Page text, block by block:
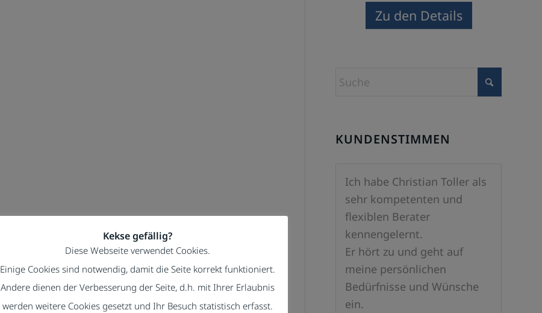
Zu den Details
KUNDENSTIMMEN
Ich habe Christian Toller als
sehr kompetenten und
flexiblen Berater
kennengelernt.
Er hört zu und geht auf
meine persönlichen
Bedürfnisse und Wünsche
ein.
Kekse gefällig?
Diese Webseite verwendet Cookies.
Einige Cookies sind notwendig, damit die Seite korrekt funktioniert.
Andere dienen der Verbesserung der Seite, d.h. mit Ihrer Erlaubnis
werden weitere Cookies gesetzt und Ihr Besuch statistisch erfasst.